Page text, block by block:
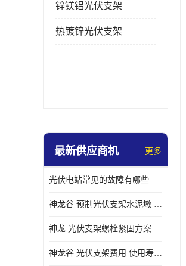
锌镁铝光伏支架
热镀锌光伏支架
最新供应商机 更多
光伏电站常见的故障有哪些
神龙谷 预制光伏支架水泥墩 抗震性能优
神龙 光伏支架螺栓紧固方案 土地利用率高
神龙谷 光伏支架费用 使用寿命长